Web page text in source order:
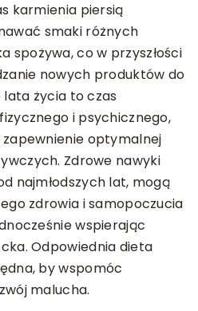
karmienia piersią
smaki różnych
spożywa, co w przyszłości
nowych produktów do
lata życia to czas
i psychicznego,
optymalnej
Zdrowe nawyki
najmłodszych lat, mogą
zdrowia i samopoczucia
wspierając
Odpowiednia dieta
by wspomóc
malucha.